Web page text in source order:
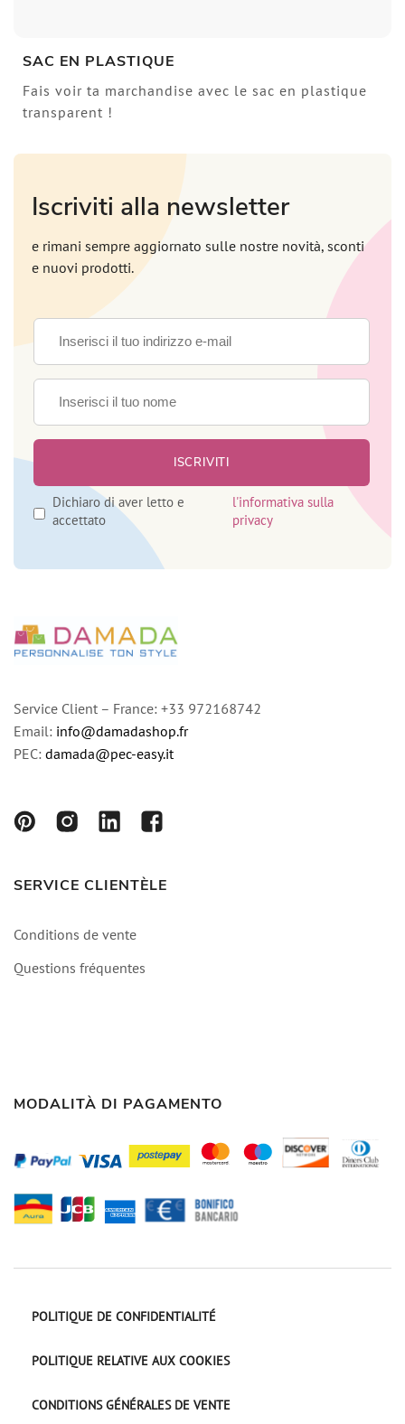
SAC EN PLASTIQUE
Fais voir ta marchandise avec le sac en plastique
transparent !
Iscriviti alla newsletter
e rimani sempre aggiornato sulle nostre novità, sconti
e nuovi prodotti.
Dichiaro di aver letto e
accettato
l'informativa sulla
privacy
Service Client – France: +33 972168742
Email: info@damadashop.fr
PEC: damada@pec-easy.it
SERVICE CLIENTÈLE
Conditions de vente
Questions fréquentes
MODALITÀ DI PAGAMENTO
POLITIQUE DE CONFIDENTIALITÉ
POLITIQUE RELATIVE AUX COOKIES
CONDITIONS GÉNÉRALES DE VENTE